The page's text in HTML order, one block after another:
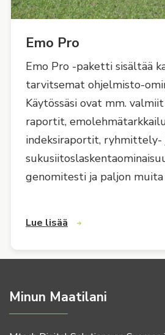
Emo Pro
Emo Pro -paketti sisältää
tarvitsemat ohjelmisto-
Käytössäsi ovat mm.
raportit,
indeksiraportit, ryhmittely-
genomitesti ja paljon muita
Lue lisää
Minun Maatilani